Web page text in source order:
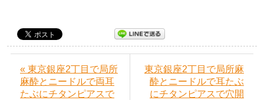
« 東京銀座2丁目で局所
麻酔とニードルで両耳
たぶにチタンピアスで
東京銀座2丁目で局所麻
酔とニードルで耳たぶ
にチタンピアスで穴開